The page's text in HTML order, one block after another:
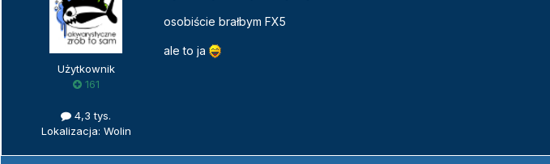
Użytkownik
161
4,3 tys.
Lokalizacja: Wolin
osobiście brałbym FX5
ale to ja